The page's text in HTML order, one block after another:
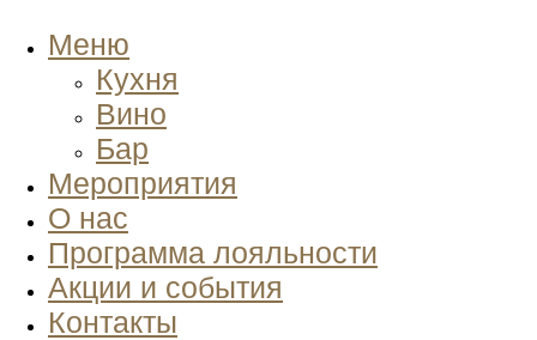
Меню
Кухня
Вино
Бар
Мероприятия
О нас
Программа лояльности
Акции и события
Контакты